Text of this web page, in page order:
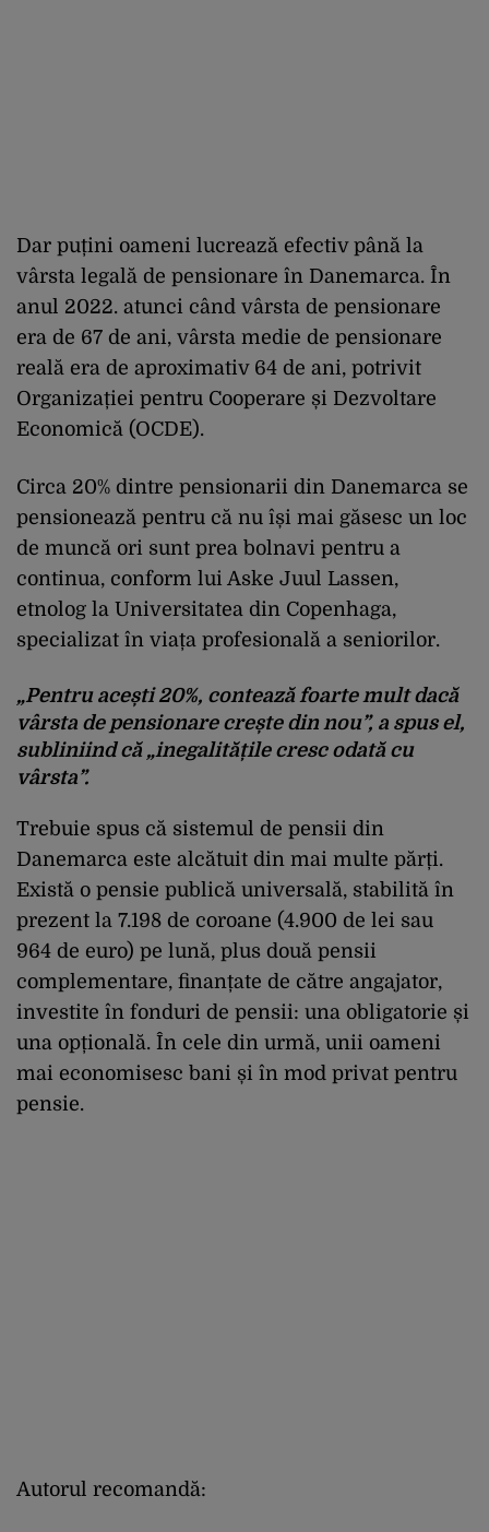
Dar puțini oameni lucrează efectiv până la
vârsta legală de pensionare în Danemarca. În
anul 2022. atunci când vârsta de pensionare
era de 67 de ani, vârsta medie de pensionare
reală era de aproximativ 64 de ani, potrivit
Organizației pentru Cooperare și Dezvoltare
Economică (OCDE).
Circa 20% dintre pensionarii din Danemarca se
pensionează pentru că nu își mai găsesc un loc
de muncă ori sunt prea bolnavi pentru a
continua, conform lui Aske Juul Lassen,
etnolog la Universitatea din Copenhaga,
specializat în viața profesională a seniorilor.
„Pentru acești 20%, contează foarte mult dacă
vârsta de pensionare crește din nou”, a spus el,
subliniind că „inegalitățile cresc odată cu
vârsta”.
Trebuie spus că sistemul de pensii din
Danemarca este alcătuit din mai multe părți.
Există o pensie publică universală, stabilită în
prezent la 7.198 de coroane (4.900 de lei sau
964 de euro) pe lună, plus două pensii
complementare, finanțate de către angajator,
investite în fonduri de pensii: una obligatorie și
una opțională. În cele din urmă, unii oameni
mai economisesc bani și în mod privat pentru
pensie.
Autorul recomandă: